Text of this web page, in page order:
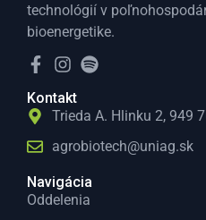
technológií v
bioenergetike.
Kontakt
Trieda A. Hlinku 2, 949
agrobiotech@uniag.sk
Navigácia
Oddelenia